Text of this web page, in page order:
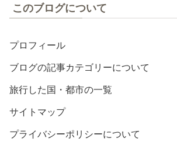
このブログについて
プロフィール
ブログの記事カテゴリーについて
旅行した国・都市の一覧
サイトマップ
プライバシーポリシーについて